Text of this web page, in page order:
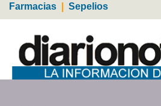
Farmacias Sepelios